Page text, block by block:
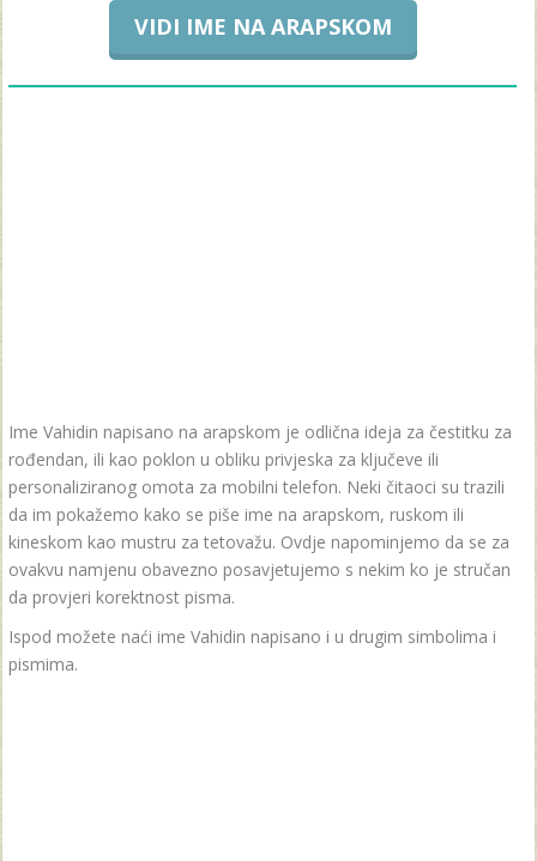
VIDI IME NA ARAPSKOM
Ime Vahidin napisano na arapskom je odlična ideja za čestitku za
rođendan, ili kao poklon u obliku privjeska za ključeve ili
personaliziranog omota za mobilni telefon. Neki čitaoci su trazili
da im pokažemo kako se piše ime na arapskom, ruskom ili
kineskom kao mustru za tetovažu. Ovdje napominjemo da se za
ovakvu namjenu obavezno posavjetujemo s nekim ko je stručan
da provjeri korektnost pisma.
Ispod možete naći ime Vahidin napisano i u drugim simbolima i
pismima.